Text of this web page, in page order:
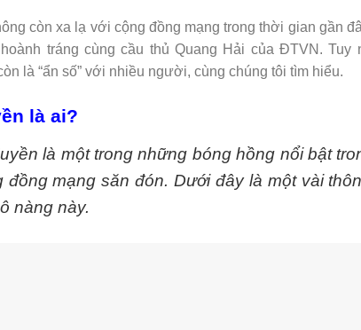
còn xa lạ với cộng đồng mạng trong thời gian gần
tráng cùng cầu thủ Quang Hải của ĐTVN. Tuy
là “ẩn số” với nhiều người, cùng chúng tôi tìm hiểu.
là ai?
là một trong những bóng hồng nổi bật
đồng mạng săn đón. Dưới đây là một vài
nàng này.